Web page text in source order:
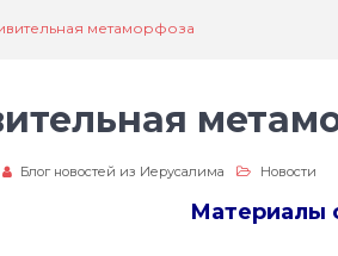
метаморфоза
Блог новостей из Иерусалима Новости
Материалы